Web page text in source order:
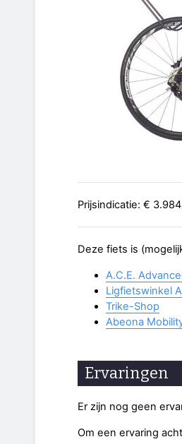
Prijsindicatie: €
Deze fiets is
A.C.E.
Ligfietswinkel
Trike-Shop
Abeona
Ervaringen
Er zijn nog geen
Om een ervaring